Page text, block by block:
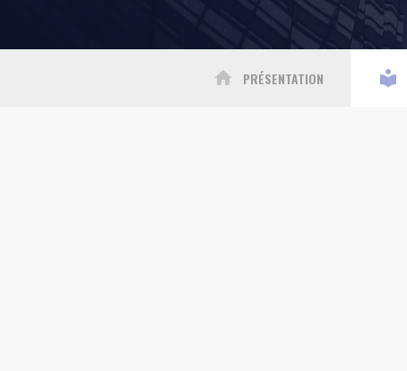
home PRÉSENTATION local_library